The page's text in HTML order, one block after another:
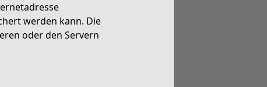
werden kann. Die
oder den Servern